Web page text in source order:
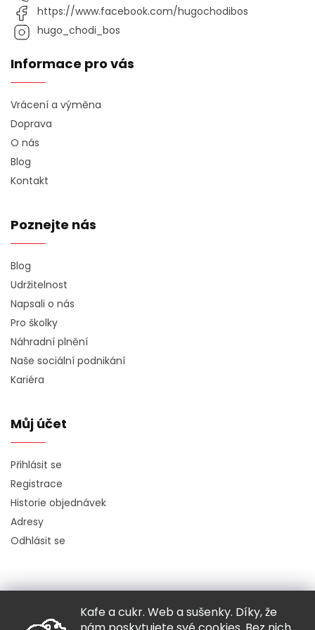
Kafe a cukr. Web a sušenky. Díky, že
https://www.facebook.com/hugochodibos
hugo_chodi_bos
Informace pro vás
Vrácení a výměna
Doprava
O nás
Blog
Kontakt
Poznejte nás
Blog
Udržitelnost
Napsali o nás
Pro školky
Náhradní plnění
Naše sociální podnikání
Kariéra
Můj účet
Přihlásit se
Registrace
Historie objednávek
Adresy
Odhlásit se
Copyright 2026Hugo chodí bos. Všechna práva vyhrazena.